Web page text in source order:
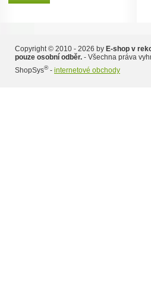
Copyright © 2010 - 2026 by E-shop v
pouze osobní odběr. - Všechna práva
ShopSys®- internetové obchody